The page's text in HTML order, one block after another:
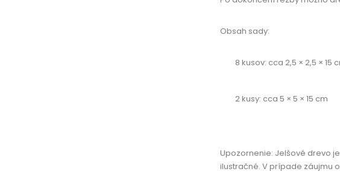
Obsah sady:
8 kusov: cca 2,5 × 2,5 × 15
2 kusy: cca 5 × 5 × 15 cm
Upozornenie: Jelšové drevo
ilustračné. V prípade záujmu